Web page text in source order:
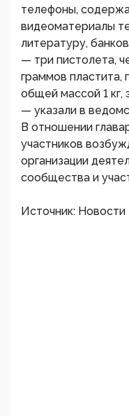
телефоны,
видеоматериалы
литературу,
— три пистолета,
граммов пластита,
общей массой 1 кг,
— указали в
В отношении
участников
организации
сообщества и
Источник: